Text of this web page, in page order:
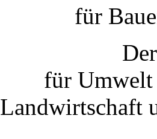
für
für Umwelt
Landwirtschaft